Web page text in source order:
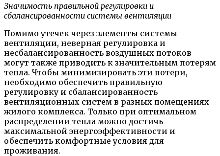
Значимость правильной регулировки и
сбалансированности системы вентиляции
Помимо утечек через элементы системы
вентиляции, неверная регулировка и
несбалансированность воздушных потоков
могут также приводить к значительным потерям
тепла. Чтобы минимизировать эти потери,
необходимо обеспечить правильную
регулировку и сбалансированность
вентиляционных систем в разных помещениях
жилого комплекса. Только при оптимальном
распределении тепла можно достичь
максимальной энергоэффективности и
обеспечить комфортные условия для
проживания.